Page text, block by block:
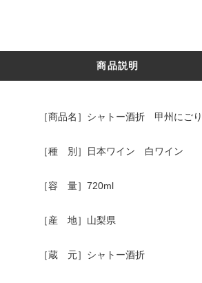
商品説明
［商品名］シャトー酒折 甲州にご
［種 別］日本ワイン 白ワイン
［容 量］720ml
［産 地］山梨県
［蔵 元］シャトー酒折